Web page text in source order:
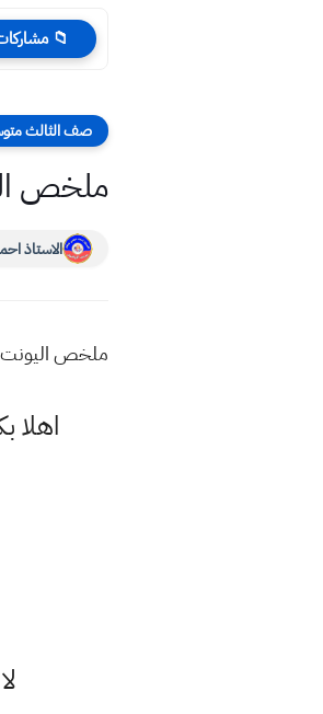
📁
صف الثالث
ملخص
الاستاذ
ملخص اليونت
اهلا